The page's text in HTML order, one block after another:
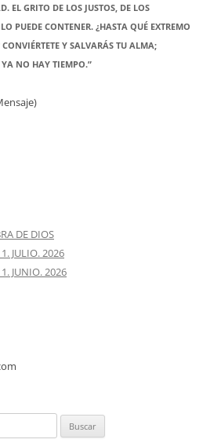
EL GRITO DE LOS JUSTOS, DE LOS
PUEDE CONTENER. ¿HASTA QUÉ EXTREMO
Y SALVARÁS TU ALMA;
YA NO HAY TIEMPO.”
DE DIOS
JULIO. 2026
JUNIO. 2026